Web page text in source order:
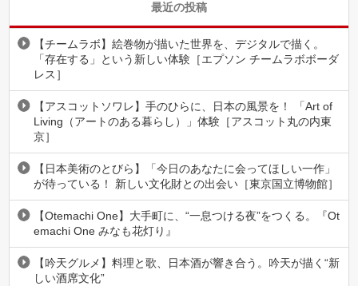
最近の投稿
【チームラボ】絵巻物が描いた世界を、デジタルで描く。
「存在する」という新しい体験［エプソン チームラボボーダ
レス］
【アスコットソワレ】手のひらに、日本の風景を！ 「Art of
Living（アートのある暮らし）」体験［アスコット丸の内東
京］
【日本美術のとびら】「今日のあなたに会ってほしい一作」
が待っている！ 新しい文化財との出会い［東京国立博物館］
【Otemachi One】大手町に、“一息つける夜”をつくる。『Ot
emachi One みなも花灯り』
【吟天グルメ】料理と歌、日本酒が響き合う。吟天が描く“新
しい酒席文化”